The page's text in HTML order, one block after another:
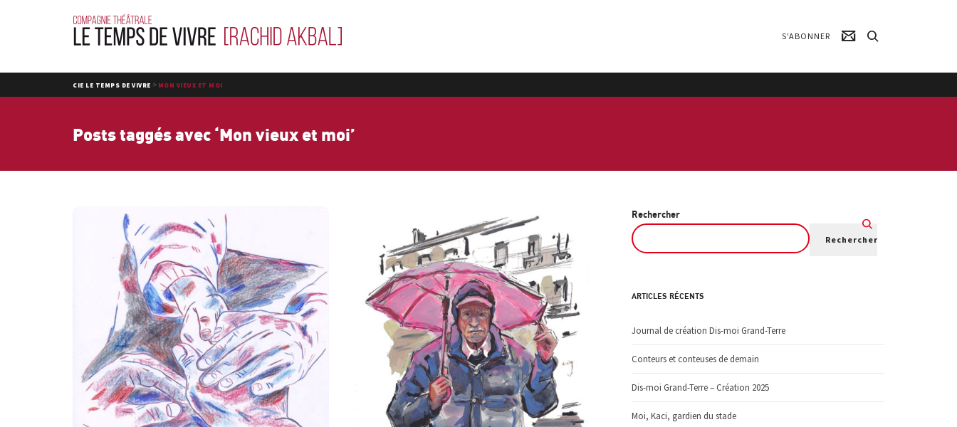
S'ABONNER
CIE LE TEMPS DE VIVRE > MON VIEUX ET MOI
Posts taggés avec ‘Mon vieux et moi’
Rechercher
Rechercher
ARTICLES RÉCENTS
Journal de création Dis-moi Grand-Terre
Conteurs et conteuses de demain
Dis-moi Grand-Terre – Création 2025
Moi, Kaci, gardien du stade